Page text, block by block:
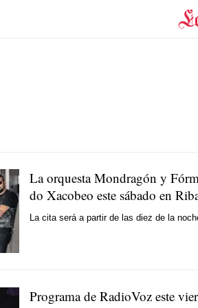
La orquesta Mondragón y
do Xacobeo este sábado en
La cita será a partir de las diez de la
Programa de RadioVoz este